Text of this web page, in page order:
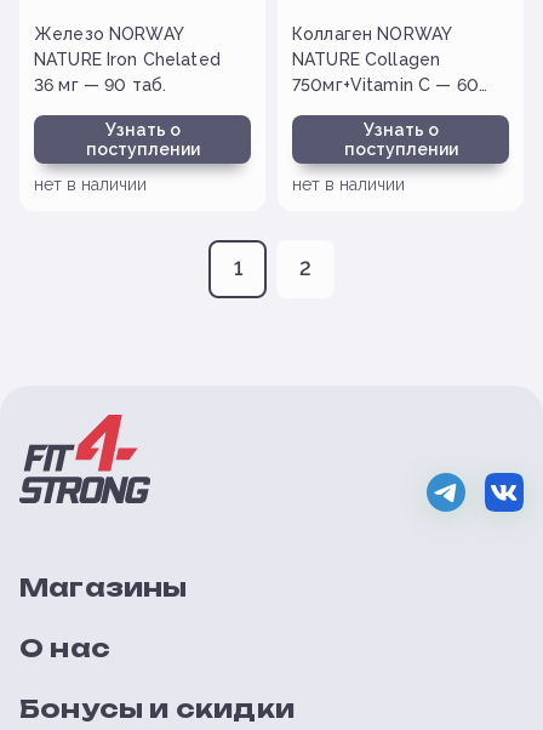
Железо NORWAY
NATURE Iron Chelated
36 мг — 90 таб.
Узнать о
поступлении
нет в наличии
Коллаген NORWAY
NATURE Collagen
750мг+Vitamin C — 60
Узнать о
поступлении
нет в наличии
1 2
Магазины
О нас
Бонусы и скидки